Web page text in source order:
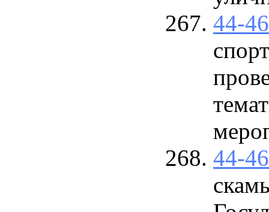
44-
44-